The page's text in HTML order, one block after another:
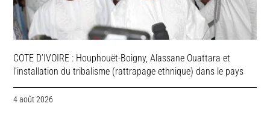
COTE D’IVOIRE : Houphouët-Boigny, Alassane Ouattara et
l’installation du tribalisme (rattrapage ethnique) dans le pays
4 août 2026